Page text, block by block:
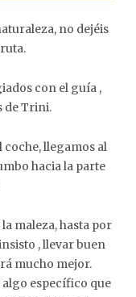
no dejéis
con el guía ,
de Trini.
llegamos al
hacia la parte
maleza, hasta por
, llevar buen
mucho mejor.
específico que